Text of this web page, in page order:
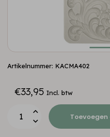
Artikelnummer: KACMA402
€33,95 Incl. btw